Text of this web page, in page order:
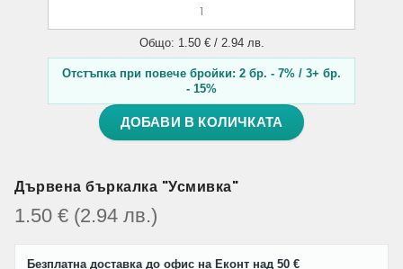
Общо: 1.50 € / 2.94 лв.
Отстъпка при повече бройки: 2 бр. - 7% / 3+ бр.
- 15%
ДОБАВИ В КОЛИЧКАТА
Дървена бъркалка "Усмивка"
1.50 € (2.94 лв.)
Безплатна доставка до офис на Еконт над 50 €